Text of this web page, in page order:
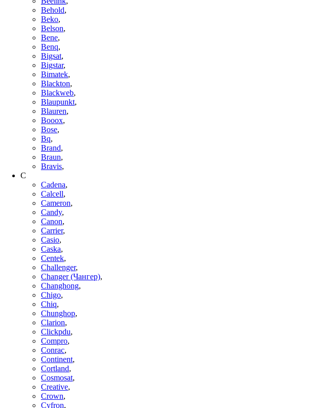
Behold,
Beko,
Belson,
Bene,
Benq,
Bigsat,
Bigstar,
Bimatek,
Blackton,
Blackweb,
Blaupunkt,
Blauren,
Booox,
Bose,
Bq,
Brand,
Braun,
Bravis,
C
Cadena,
Calcell,
Cameron,
Candy,
Canon,
Carrier,
Casio,
Caska,
Centek,
Challenger,
Changer (Чангер),
Changhong,
Chigo,
Chiq,
Chunghop,
Clarion,
Clickpdu,
Compro,
Conrac,
Continent,
Cortland,
Cosmosat,
Creative,
Crown,
Cyfron,